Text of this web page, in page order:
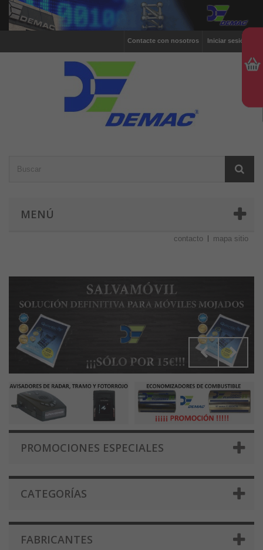
Iniciar sesión
Contacte con nosotros
MENÚ
contacto mapa sitio
PROMOCIONES ESPECIALES
CATEGORÍAS
FABRICANTES